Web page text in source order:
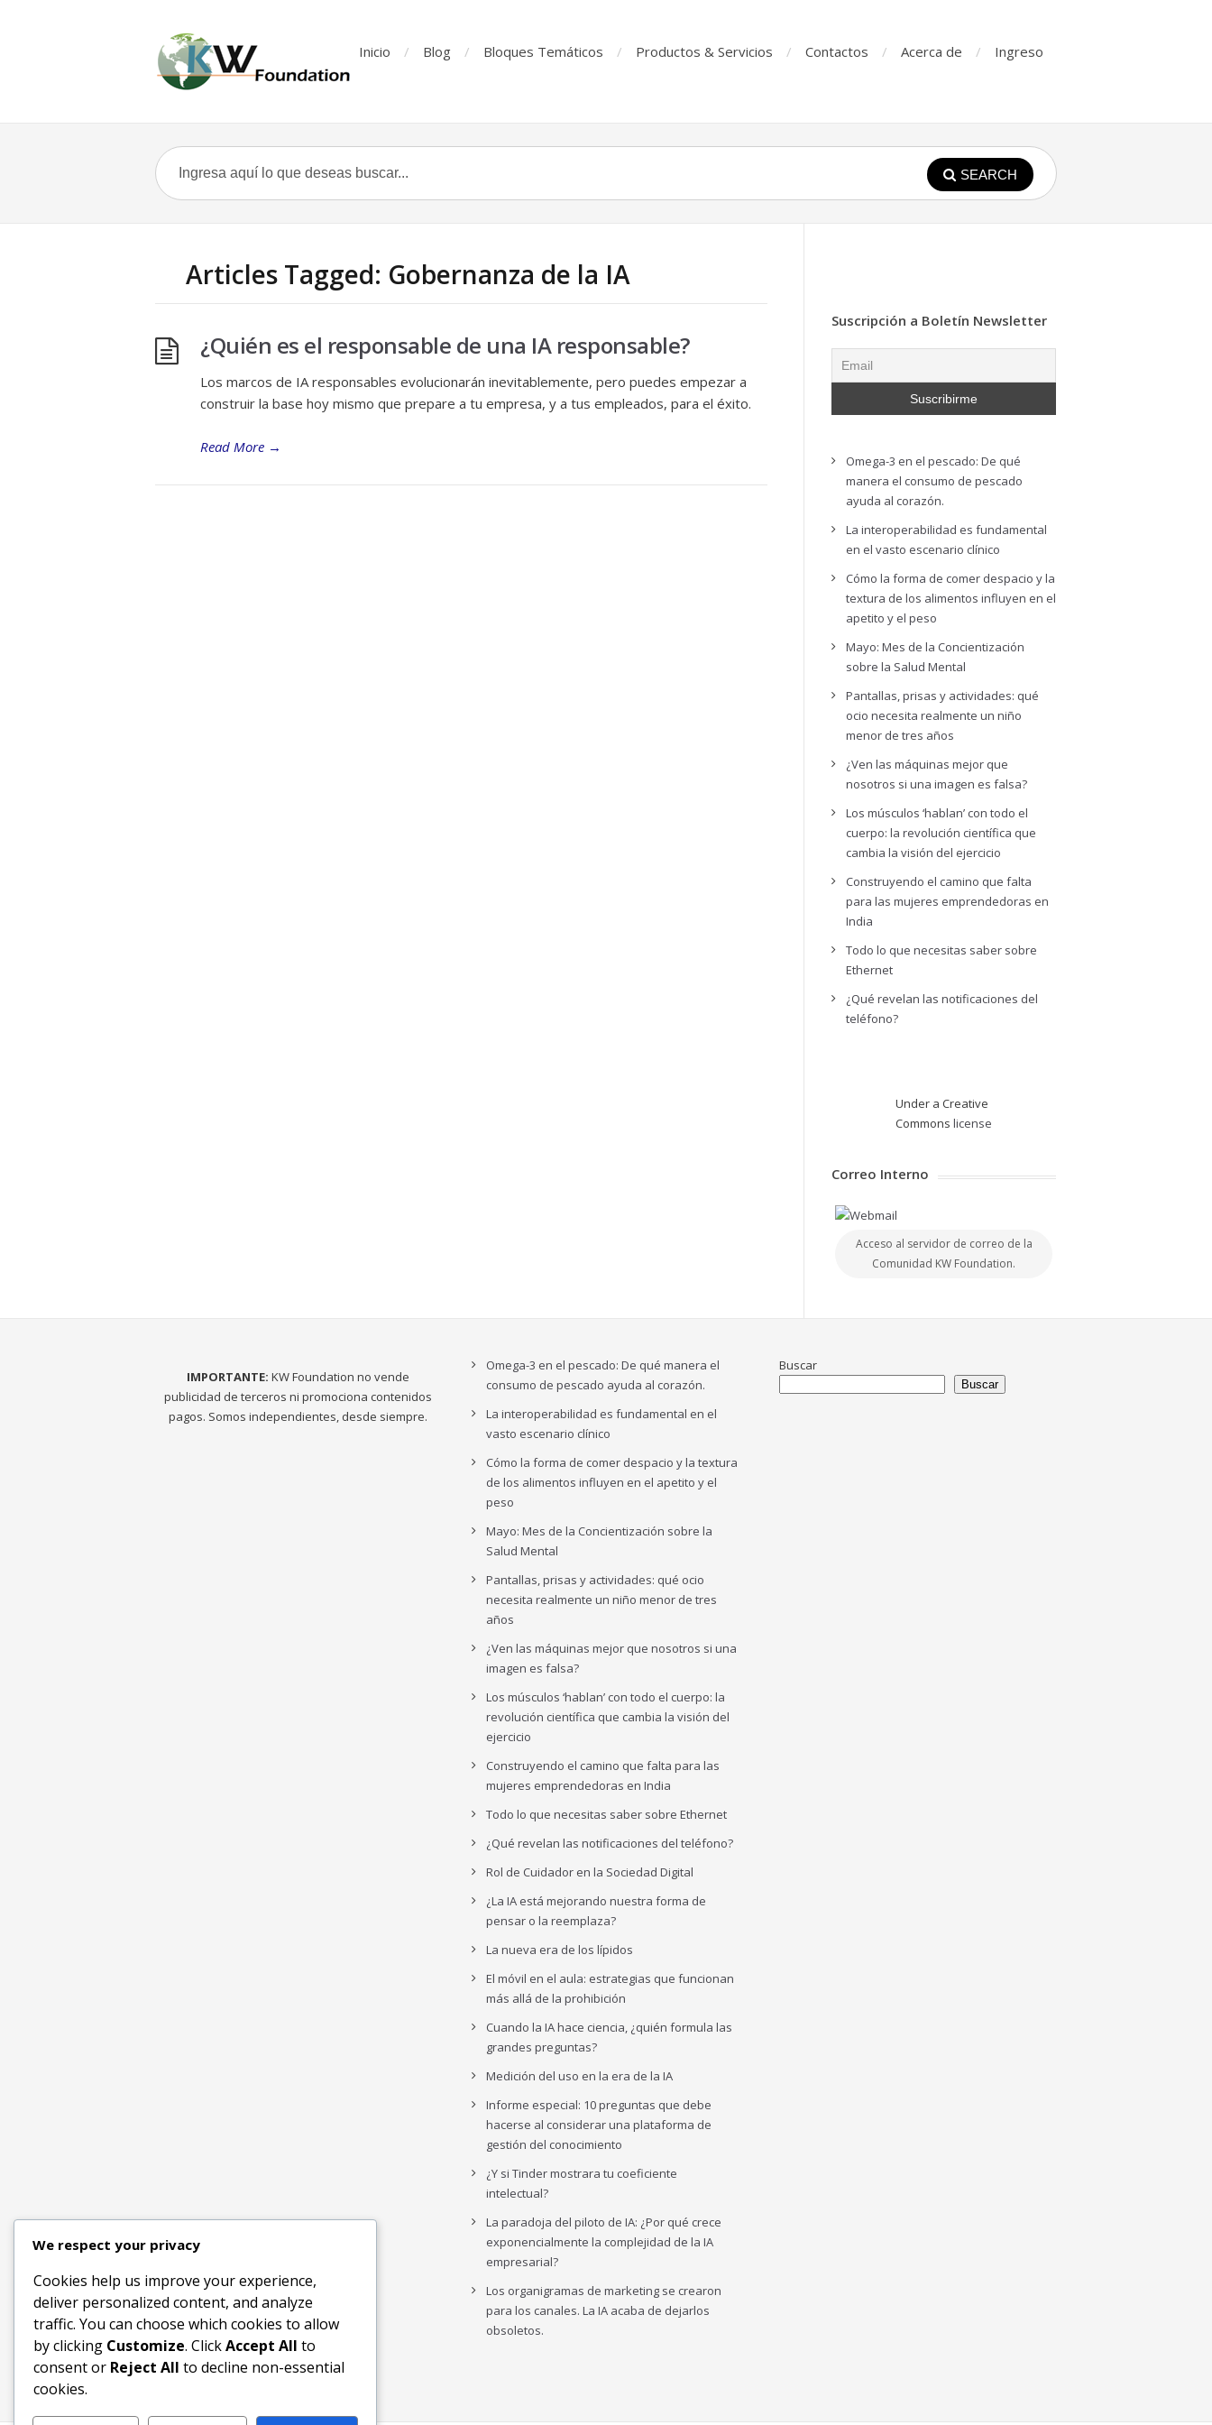
Inicio Blog Bloques Temáticos Productos & Servicios Contactos Acerca de Ingreso
SEARCH
Articles Tagged: Gobernanza de la IA
¿Quién es el responsable de una IA responsable?
Los marcos de IA responsables evolucionarán inevitablemente, pero puedes empezar a
construir la base hoy mismo que prepare a tu empresa, y a tus empleados, para el éxito.
Read More →
Suscripción a Boletín Newsletter
Omega-3 en el pescado: De qué
manera el consumo de pescado
ayuda al corazón.
La interoperabilidad es fundamental
en el vasto escenario clínico
Cómo la forma de comer despacio y la
textura de los alimentos influyen en el
apetito y el peso
Mayo: Mes de la Concientización
sobre la Salud Mental
Pantallas, prisas y actividades: qué
ocio necesita realmente un niño
menor de tres años
¿Ven las máquinas mejor que
nosotros si una imagen es falsa?
Los músculos ‘hablan’ con todo el
cuerpo: la revolución científica que
cambia la visión del ejercicio
Construyendo el camino que falta
para las mujeres emprendedoras en
India
Todo lo que necesitas saber sobre
Ethernet
¿Qué revelan las notificaciones del
teléfono?
Under a Creative
Commons license
Correo Interno
Acceso al servidor de correo de la
Comunidad KW Foundation.
IMPORTANTE: KW Foundation no vende
publicidad de terceros ni promociona contenidos
pagos. Somos independientes, desde siempre.
Omega-3 en el pescado: De qué manera el
consumo de pescado ayuda al corazón.
La interoperabilidad es fundamental en el
vasto escenario clínico
Cómo la forma de comer despacio y la textura
de los alimentos influyen en el apetito y el
peso
Mayo: Mes de la Concientización sobre la
Salud Mental
Pantallas, prisas y actividades: qué ocio
necesita realmente un niño menor de tres
años
¿Ven las máquinas mejor que nosotros si una
imagen es falsa?
Los músculos ‘hablan’ con todo el cuerpo: la
revolución científica que cambia la visión del
ejercicio
Construyendo el camino que falta para las
mujeres emprendedoras en India
Todo lo que necesitas saber sobre Ethernet
¿Qué revelan las notificaciones del teléfono?
Rol de Cuidador en la Sociedad Digital
¿La IA está mejorando nuestra forma de
pensar o la reemplaza?
La nueva era de los lípidos
El móvil en el aula: estrategias que funcionan
más allá de la prohibición
Cuando la IA hace ciencia, ¿quién formula las
grandes preguntas?
Medición del uso en la era de la IA
Informe especial: 10 preguntas que debe
hacerse al considerar una plataforma de
gestión del conocimiento
¿Y si Tinder mostrara tu coeficiente
intelectual?
La paradoja del piloto de IA: ¿Por qué crece
exponencialmente la complejidad de la IA
empresarial?
Los organigramas de marketing se crearon
para los canales. La IA acaba de dejarlos
obsoletos.
Buscar
Buscar
We respect your privacy
Cookies help us improve your experience,
deliver personalized content, and analyze
traffic. You can choose which cookies to allow
by clicking Customize. ClickAccept All to
consent or Reject All to decline non-essential
cookies.